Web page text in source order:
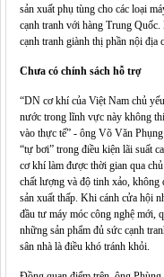
sản xuất phụ tùng cho các loại
cạnh tranh với hàng Trung
cạnh tranh giành thị phần nội địa
Chưa có chính sách hỗ trợ
“DN cơ khí của Việt Nam chủ
nước trong lĩnh vực này không
vào thực tế” - ông Võ Văn
“tự bơi” trong điều kiện lãi suất
cơ khí làm được thời gian qua
chất lượng và độ tinh xảo, không
sản xuất thấp. Khi cánh cửa hội
đầu tư máy móc công nghệ mới,
những sản phẩm đủ sức cạnh
sân nhà là điều khó tránh khỏi.